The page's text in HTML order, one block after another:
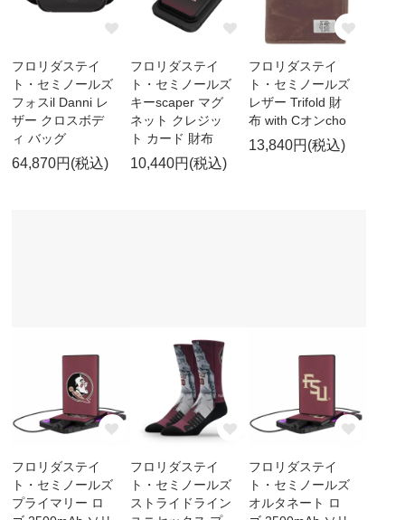
フロリダステイ
ト・セミノールズ
フォスil Danni レ
ザー クロスボデ
ィ バッグ
64,870円(税込)
フロリダステイ
ト・セミノールズ
キーscaper マグ
ネット クレジッ
ト カード 財布
10,440円(税込)
フロリダステイ
ト・セミノールズ
レザー Trifold 財
布 with Cオンcho
13,840円(税込)
フロリダステイ
ト・セミノールズ
プライマリー ロ
フロリダステイ
ト・セミノールズ
ストライドライン
フロリダステイ
ト・セミノールズ
オルタネート ロ